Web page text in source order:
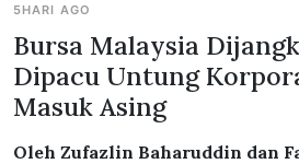
5HARI AGO
Bursa Malaysia
Dipacu Untung
Masuk Asing
Oleh Zufazlin Baharuddin dan